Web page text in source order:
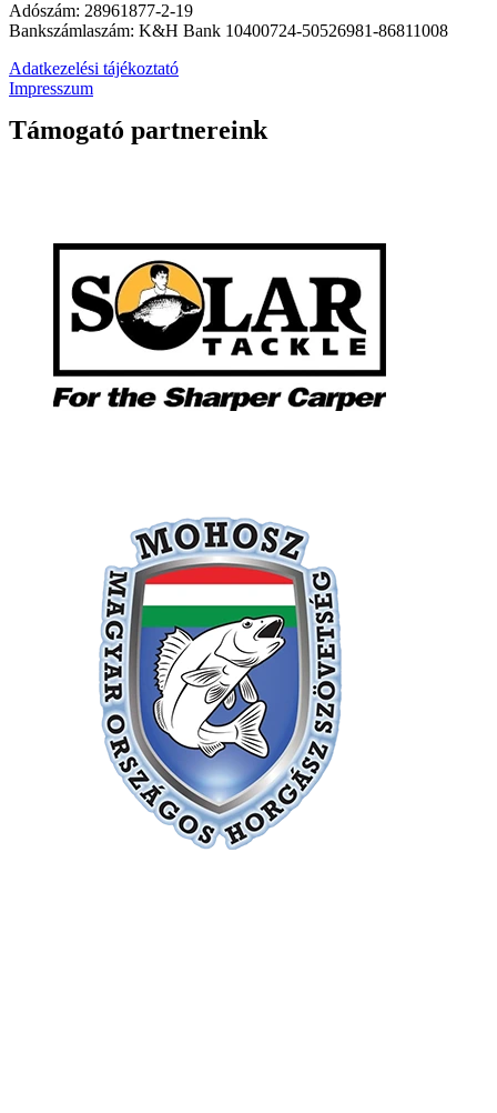
Adószám: 28961877-2-19
Bankszámlaszám: K&H Bank 10400724-50526981-86811008
Adatkezelési tájékoztató
Impresszum
Támogató partnereink